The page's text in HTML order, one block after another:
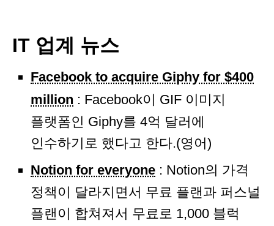
IT 업계 뉴스
Facebook to acquire Giphy for $400
million : Facebook이 GIF 이미지
플랫폼인 Giphy를 4억 달러에
인수하기로 했다고 한다.(영어)
Notion for everyone : Notion의 가격
정책이 달라지면서 무료 플랜과 퍼스널
플랜이 합쳐져서 무료로 1,000 블럭